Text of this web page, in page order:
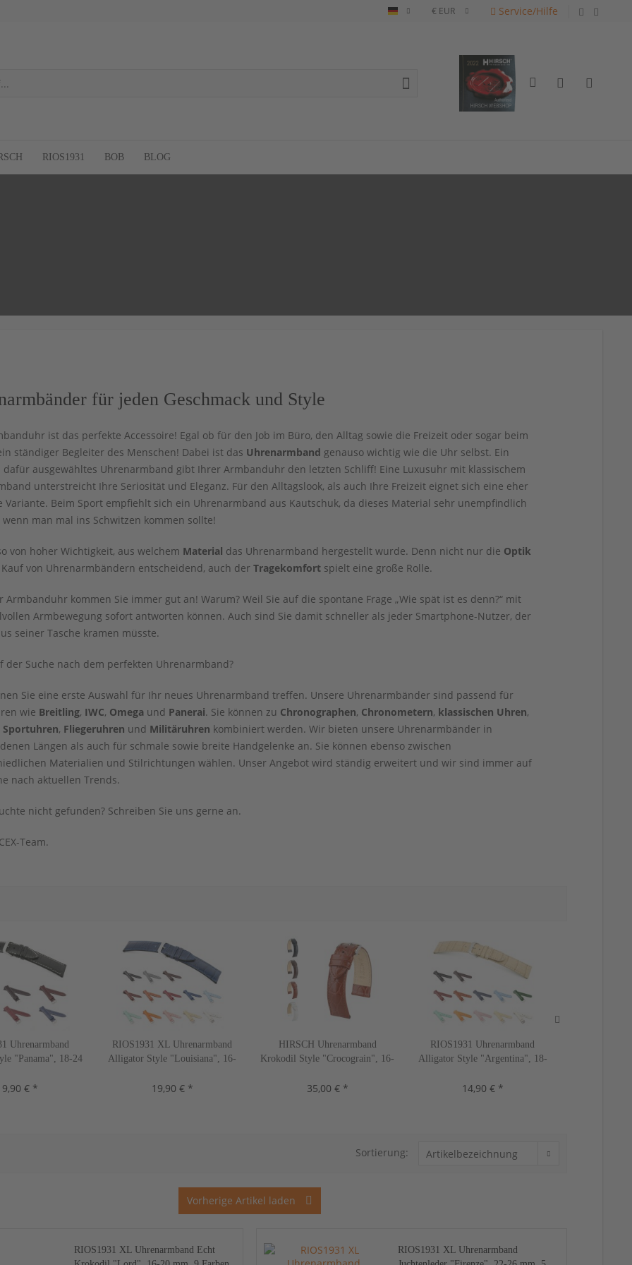
Deutsch Service/Hilfe
RIOS1931 BOB BLOG
für jeden Geschmack und Style
ist das perfekte Accessoire! Egal ob für den Job im Büro, den Alltag sowie die Freizeit oder sogar beim
ständiger Begleiter des Menschen! Dabei ist das Uhrenarmband genauso wichtig wie die Uhr selbst. Ein
dafür ausgewähltes Uhrenarmband gibt Ihrer Armbanduhr den letzten Schliff! Eine Luxusuhr mit klassischem
unterstreicht Ihre Seriosität und Eleganz. Für den Alltagslook, als auch Ihre Freizeit eignet sich eine eher
Variante. Beim Sport empfiehlt sich ein Uhrenarmband aus Kautschuk, da dieses Material sehr unempfindlich
wenn man mal ins Schwitzen kommen sollte!
von hoher Wichtigkeit, aus welchem Material das Uhrenarmband hergestellt wurde. Denn nicht nur die Optik
von Uhrenarmbändern entscheidend, auch der Tragekomfort spielt eine große Rolle.
Armbanduhr kommen Sie immer gut an! Warum? Weil Sie auf die spontane Frage „Wie spät ist es denn?“ mit
Armbewegung sofort antworten können. Auch sind Sie damit schneller als jeder Smartphone-Nutzer, der
seiner Tasche kramen müsste.
der Suche nach dem perfekten Uhrenarmband?
Sie eine erste Auswahl für Ihr neues Uhrenarmband treffen. Unsere Uhrenarmbänder sind passend für
wie Breitling, IWC, Omega und Panerai. Sie können zu Chronographen, Chronometern, klassischen Uhren,
Sportuhren, Fliegeruhren und Militäruhren kombiniert werden. Wir bieten unsere Uhrenarmbänder in
Längen als auch für schmale sowie breite Handgelenke an. Sie können ebenso zwischen
Materialien und Stilrichtungen wählen. Unser Angebot wird ständig erweitert und wir sind immer auf
nach aktuellen Trends.
nicht gefunden? Schreiben Sie uns gerne an.
Team.
Uhrenarmband
"Panama", 18-24
€ *
RIOS1931 XL Uhrenarmband
Alligator Style "Louisiana", 16-
19,90 € *
HIRSCH Uhrenarmband
Krokodil Style "Crocograin", 16-
35,00 € *
RIOS1931 Uhrenarmband
Alligator Style "Argentina", 18-
14,90 € *
Sortierung:
Vorherige Artikel laden
RIOS1931 XL Uhrenarmband Echt
RIOS1931 XL Uhrenarmband